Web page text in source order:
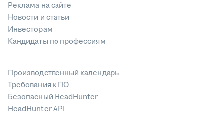
Реклама на сайте
Новости и статьи
Инвесторам
Кандидаты по профессиям
Производственный календарь
Требования к ПО
Безопасный HeadHunter
HeadHunter API